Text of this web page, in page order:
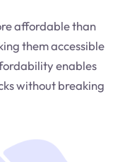
affordable than
them accessible
enables
without breaking